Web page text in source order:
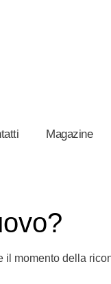
Magazine
il momento della